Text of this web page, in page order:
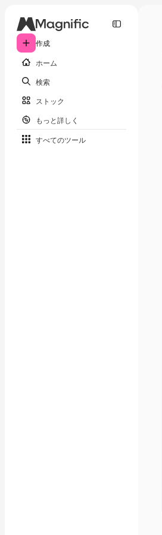
作成
ホーム
検索
ストック
もっと詳しく
すべてのツール